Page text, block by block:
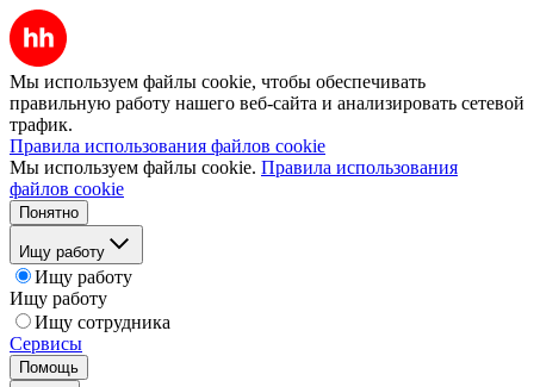
Мы используем файлы cookie, чтобы обеспечивать
правильную работу нашего веб-сайта и анализировать сетевой
трафик.
Правила использования файлов cookie
Мы используем файлы cookie. Правила использования
файлов cookie
Понятно
Ищу работу
Ищу работу
Ищу работу
Ищу сотрудника
Сервисы
Помощь